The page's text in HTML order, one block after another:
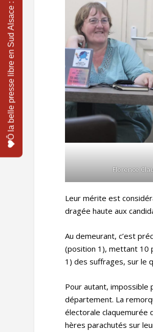
Florence
Leur mérite est
dragée haute aux
Au demeurant, c’est
(position 1), mettant 10
1) des suffrages, sur le
Pour autant, impossible
département. La
électorale claquemurée
hères parachutés sur